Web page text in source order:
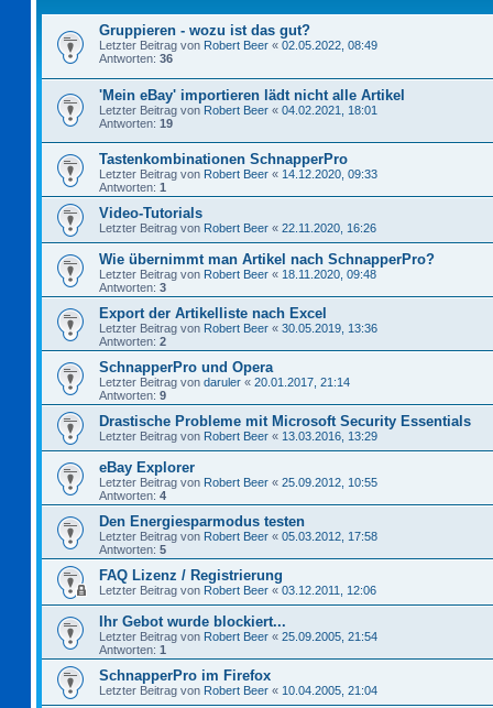
Gruppieren - wozu ist das gut?
Letzter Beitrag von Robert Beer « 02.05.2022, 08:49
Antworten: 36
'Mein eBay' importieren lädt nicht alle Artikel
Letzter Beitrag von Robert Beer « 04.02.2021, 18:01
Antworten: 19
Tastenkombinationen SchnapperPro
Letzter Beitrag von Robert Beer « 14.12.2020, 09:33
Antworten: 1
Video-Tutorials
Letzter Beitrag von Robert Beer « 22.11.2020, 16:26
Wie übernimmt man Artikel nach SchnapperPro?
Letzter Beitrag von Robert Beer « 18.11.2020, 09:48
Antworten: 3
Export der Artikelliste nach Excel
Letzter Beitrag von Robert Beer « 30.05.2019, 13:36
Antworten: 2
SchnapperPro und Opera
Letzter Beitrag von daruler « 20.01.2017, 21:14
Antworten: 9
Drastische Probleme mit Microsoft Security Essentials
Letzter Beitrag von Robert Beer « 13.03.2016, 13:29
eBay Explorer
Letzter Beitrag von Robert Beer « 25.09.2012, 10:55
Antworten: 4
Den Energiesparmodus testen
Letzter Beitrag von Robert Beer « 05.03.2012, 17:58
Antworten: 5
FAQ Lizenz / Registrierung
Letzter Beitrag von Robert Beer « 03.12.2011, 12:06
Ihr Gebot wurde blockiert...
Letzter Beitrag von Robert Beer « 25.09.2005, 21:54
Antworten: 1
SchnapperPro im Firefox
Letzter Beitrag von Robert Beer « 10.04.2005, 21:04